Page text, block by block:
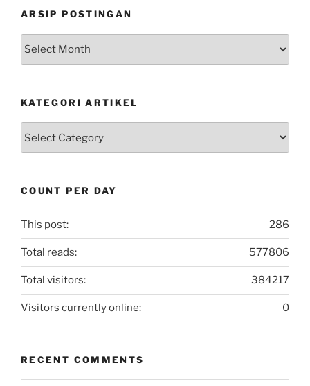
ARSIP POSTINGAN
Arsip
KATEGORI ARTIKEL
COUNT PER DAY
286
This post:
577806
Total reads:
384217
Total visitors:
0
Visitors currently online:
RECENT COMMENTS